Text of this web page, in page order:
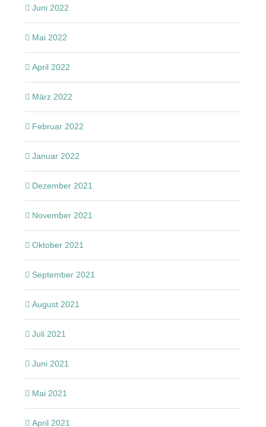
Juni 2022
Mai 2022
April 2022
März 2022
Februar 2022
Januar 2022
Dezember 2021
November 2021
Oktober 2021
September 2021
August 2021
Juli 2021
Juni 2021
Mai 2021
April 2021